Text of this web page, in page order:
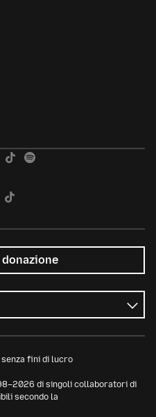
donazione
senza fini di lucro
di singoli collaboratori di
secondo la